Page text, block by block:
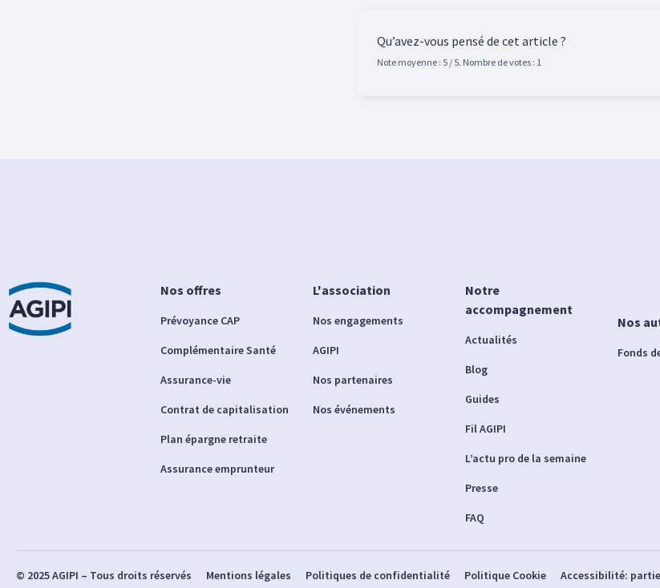
Qu’avez-vous pensé de cet article ?
Note moyenne : 5 / 5. Nombre de votes : 1
Nos offres
Prévoyance CAP
Complémentaire Santé
Assurance-vie
Contrat de capitalisation
Plan épargne retraite
Assurance emprunteur
L'association
Nos engagements
AGIPI
Nos partenaires
Nos événements
Notre
accompagnement
Actualités
Blog
Guides
Fil AGIPI
L’actu pro de la semaine
Presse
FAQ
Nos
Fonds
© 2025 AGIPI – Tous droits réservés Mentions légales Politiques de confidentialité Politique Cookie Accessibilité: